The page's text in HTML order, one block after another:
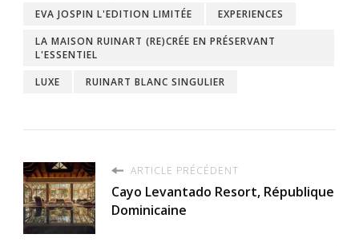
EVA JOSPIN L'EDITION LIMITÉE
EXPERIENCES
LA MAISON RUINART (RE)CRÉE EN PRÉSERVANT
L'ESSENTIEL
LUXE
RUINART BLANC SINGULIER
ARTICLE PRÉCÉDENT
Cayo Levantado Resort, République
Dominicaine